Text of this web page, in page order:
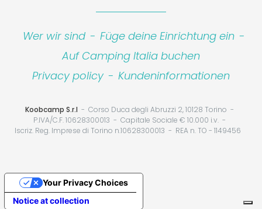
Wer wir sind - Füge deine Einrichtung ein -
Auf Camping Italia buchen
Privacy policy - Kundeninformationen
Koobcamp S.r.l
Corso Duca degli Abruzzi 2, 10128 Torino
P.IVA/C.F. 10628300013
Capitale Sociale € 10.000 i.v.
Iscriz. Reg. Imprese di Torino n.10628300013
REA n. TO - 1149456
Notice at collection
Your Privacy Choices